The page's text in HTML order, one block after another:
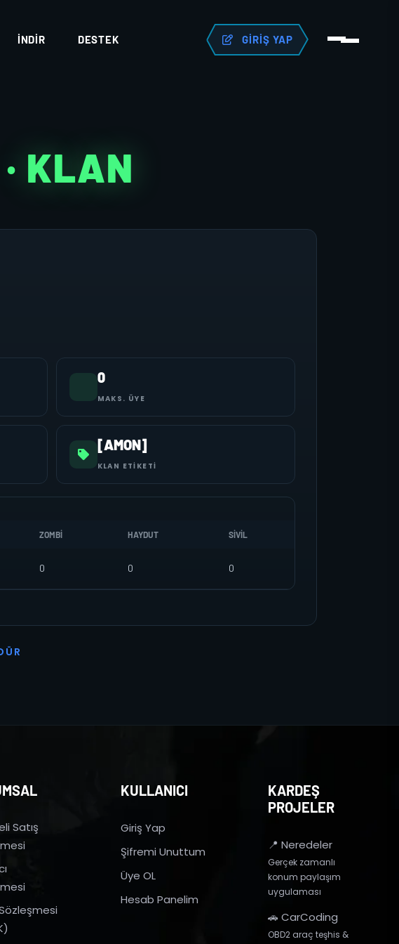
İNDIR DESTEK GIRIŞ YAP
· KLAN
0
MAKS. ÜYE
[AMON]
KLAN ETIKETI
ZOMBI HAYDUT SIVIL
0 0 0
Ü R
Satış
KULLANICI
Giriş Yap
Şifremi Unuttum
Üye OL
Hesab Panelim
KARDEŞ
PROJELER
📍 Neredeler
Gerçek zamanlı
konum paylaşım
uygulaması
🚗 CarCoding
OBD2 araç teşhis &